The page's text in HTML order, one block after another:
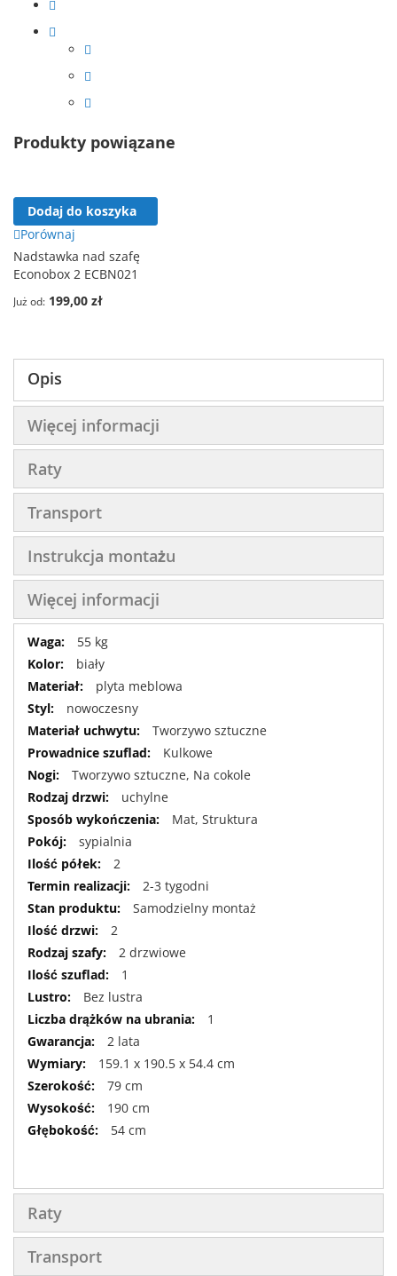
Produkty powiązane
Dodaj do koszyka
Porównaj
Nadstawka nad szafę
Econobox 2 ECBN021
Już od 199,00 zł
Opis
Więcej informacji
Raty
Transport
Instrukcja montażu
Więcej informacji
Więcej
informacji
55 kg
biały
plyta meblowa
nowoczesny
Tworzywo sztuczne
Kulkowe
Tworzywo sztuczne, Na cokole
uchylne
Mat, Struktura
sypialnia
2
2-3 tygodni
Samodzielny montaż
2
2 drzwiowe
1
Bez lustra
1
2 lata
159.1 x 190.5 x 54.4 cm
79 cm
190 cm
54 cm
Raty
Transport